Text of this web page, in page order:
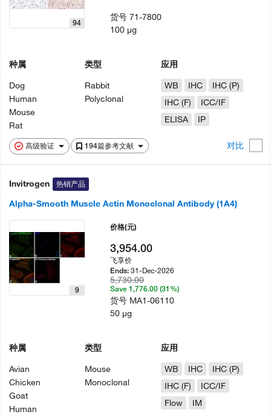
高级验证 194篇参考文献 对比
94
种属
Dog
Human
Mouse
Rat
类型
Rabbit
Polyclonal
应用
WB
IHC
IHC (P)
IHC (F)
ICC/IF
ELISA
IP
货号71-7800
100 µg
Invitrogen 热销产品
Alpha-Smooth Muscle Actin Monoclonal Antibody (1A4)
9
种属
Avian
Chicken
Goat
Human
类型
Mouse
Monoclonal
应用
WB
IHC
IHC (P)
IHC (F)
ICC/IF
Flow
IM
价格(元)
3,954.00
飞享价
Ends:31-Dec-2026
5,730.00
Save 1,776.00 (31%)
货号 MA1-06110
50 µg